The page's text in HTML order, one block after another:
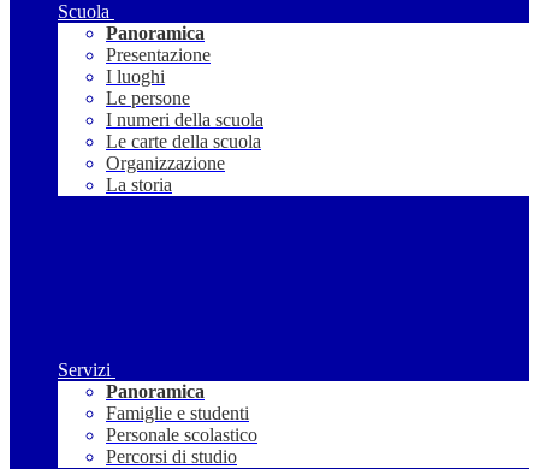
Scuola
Panoramica
Presentazione
I luoghi
Le persone
I numeri della scuola
Le carte della scuola
Organizzazione
La storia
Servizi
Panoramica
Famiglie e studenti
Personale scolastico
Percorsi di studio